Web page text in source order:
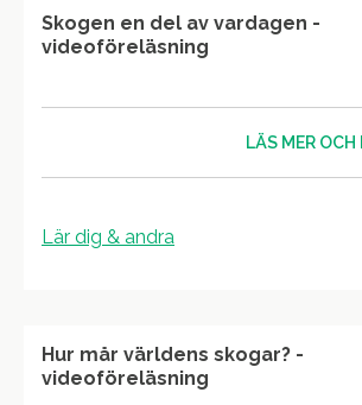
Skogen en del av vardagen -
videoföreläsning
LÄS MER OCH
Lär dig & andra
Hur mår världens skogar? -
videoföreläsning